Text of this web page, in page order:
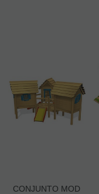
CONJUNTO MOD